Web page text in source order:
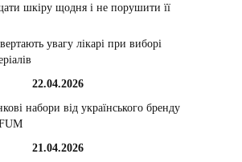
шкіру щодня і не порушити її
увагу лікарі при виборі
22.04.2026
набори від українського бренду
21.04.2026